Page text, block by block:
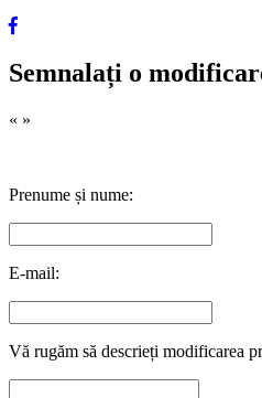
Semnalați o
« »
Prenume și nume:
E-mail:
Vă rugăm să descrieți modificarea